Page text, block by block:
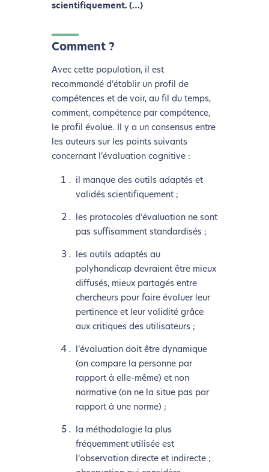
scientifiquement. (…)
Comment ?
Avec cette population, il est
recommandé d’établir un profil de
compétences et de voir, au fil du temps,
comment, compétence par compétence,
le profil évolue. Il y a un consensus entre
les auteurs sur les points suivants
concernant l’évaluation cognitive :
il manque des outils adaptés et
validés scientifiquement ;
les protocoles d’évaluation ne sont
pas suffisamment standardisés ;
les outils adaptés au
polyhandicap devraient être mieux
diffusés, mieux partagés entre
chercheurs pour faire évoluer leur
pertinence et leur validité grâce
aux critiques des utilisateurs ;
l’évaluation doit être dynamique
(on compare la personne par
rapport à elle-même) et non
normative (on ne la situe pas par
rapport à une norme) ;
la méthodologie la plus
fréquemment utilisée est
l‘observation directe et indirecte ;